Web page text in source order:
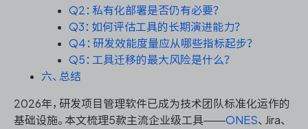
IPD 研发管理
ASPICE 研发管理
ONES 资讯
Q2：私有化部署是否仍有必要？
Q3：如何评估工具的长期演进能力？
Q4：研发效能度量应从哪些指标起步？
Q5：工具迁移的最大风险是什么？
六、总结
2026年，研发项目管理软件已成为技术团队标准化运作的
基础设施。本文梳理5款主流企业级工具——ONES、Jira、